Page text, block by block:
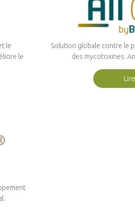
le
le
Solution globale contre le
des mycotoxines.